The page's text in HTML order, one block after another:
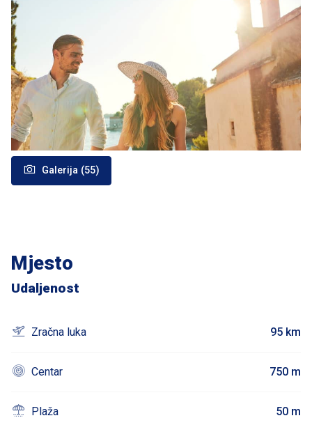
Galerija (55)
Mjesto
Udaljenost
Zračna luka 95 km
Centar 750 m
Plaža 50 m